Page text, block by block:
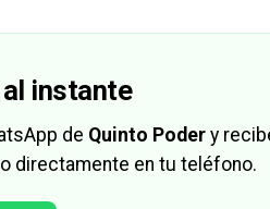
instante
de Quinto Poder y
directamente en tu teléfono.